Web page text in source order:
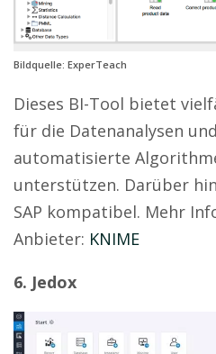
Bildquelle: ExperTeach
Dieses BI-Tool bietet
für die Datenanalysen
automatisierte
unterstützen. Darüber
SAP kompatibel. Mehr
Anbieter: KNIME
6. Jedox